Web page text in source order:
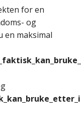
for en
og
en maksimal